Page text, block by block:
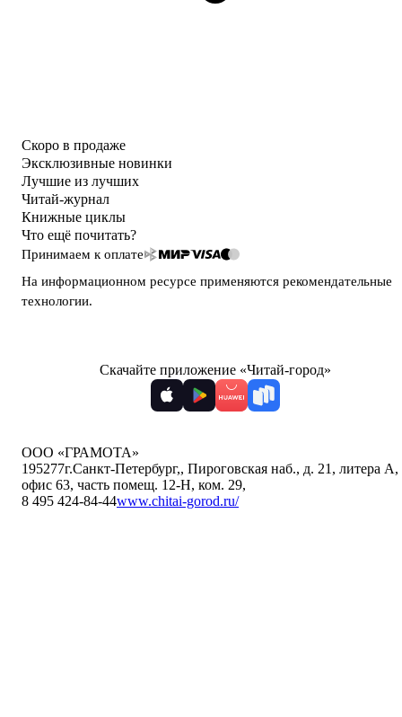
Скоро в продаже
Эксклюзивные новинки
Лучшие из лучших
Читай-журнал
Книжные циклы
Что ещё почитать?
Принимаем к оплате
На информационном ресурсе применяются рекомендательные
технологии.
Скачайте приложение «Читай-город»
ООО «ГРАМОТА»
195277г.Санкт-Петербург,, Пироговская наб., д. 21, литера А,
офис 63, часть помещ. 12-Н, ком. 29,
8 495 424-84-44www.chitai-gorod.ru/